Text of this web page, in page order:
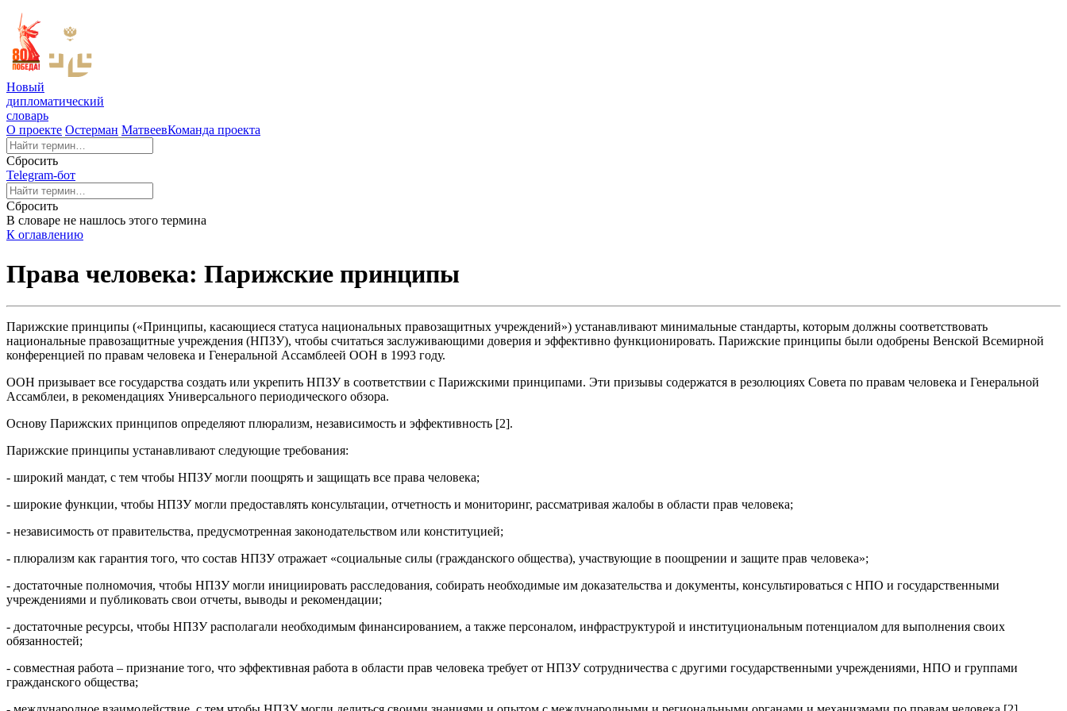
Новый
дипломатический
словарь
О проекте Остерман МатвеевКоманда проекта
Сбросить
Telegram-бот
Сбросить
В словаре не нашлось этого термина
К оглавлению
Права человека: Парижские принципы
Парижские принципы («Принципы, касающиеся статуса национальных правозащитных учреждений») устанавливают минимальные стандарты, которым должны соответствовать
национальные правозащитные учреждения (НПЗУ), чтобы считаться заслуживающими доверия и эффективно функционировать. Парижские принципы были одобрены Венской Всемирной
конференцией по правам человека и Генеральной Ассамблеей ООН в 1993 году.
ООН призывает все государства создать или укрепить НПЗУ в соответствии с Парижскими принципами. Эти призывы содержатся в резолюциях Совета по правам человека и Генеральной
Ассамблеи, в рекомендациях Универсального периодического обзора.
Основу Парижских принципов определяют плюрализм, независимость и эффективность [2].
Парижские принципы устанавливают следующие требования:
- широкий мандат, с тем чтобы НПЗУ могли поощрять и защищать все права человека;
- широкие функции, чтобы НПЗУ могли предоставлять консультации, отчетность и мониторинг, рассматривая жалобы в области прав человека;
- независимость от правительства, предусмотренная законодательством или конституцией;
- плюрализм как гарантия того, что состав НПЗУ отражает «социальные силы (гражданского общества), участвующие в поощрении и защите прав человека»;
- достаточные полномочия, чтобы НПЗУ могли инициировать расследования, собирать необходимые им доказательства и документы, консультироваться с НПО и государственными
учреждениями и публиковать свои отчеты, выводы и рекомендации;
- достаточные ресурсы, чтобы НПЗУ располагали необходимым финансированием, а также персоналом, инфраструктурой и институциональным потенциалом для выполнения своих
обязанностей;
- совместная работа – признание того, что эффективная работа в области прав человека требует от НПЗУ сотрудничества с другими государственными учреждениями, НПО и группами
гражданского общества;